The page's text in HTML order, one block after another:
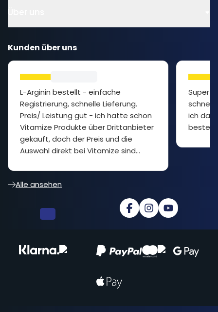
Kunden über uns
L-Arginin bestellt - einfache
Registrierung, schnelle Lieferung.
Preis/ Leistung gut - ich hatte schon
Vitamize Produkte über Drittanbieter
gekauft, doch der Preis und die
Auswahl direkt bei Vitamize sind
Super
ich das
Alle ansehen